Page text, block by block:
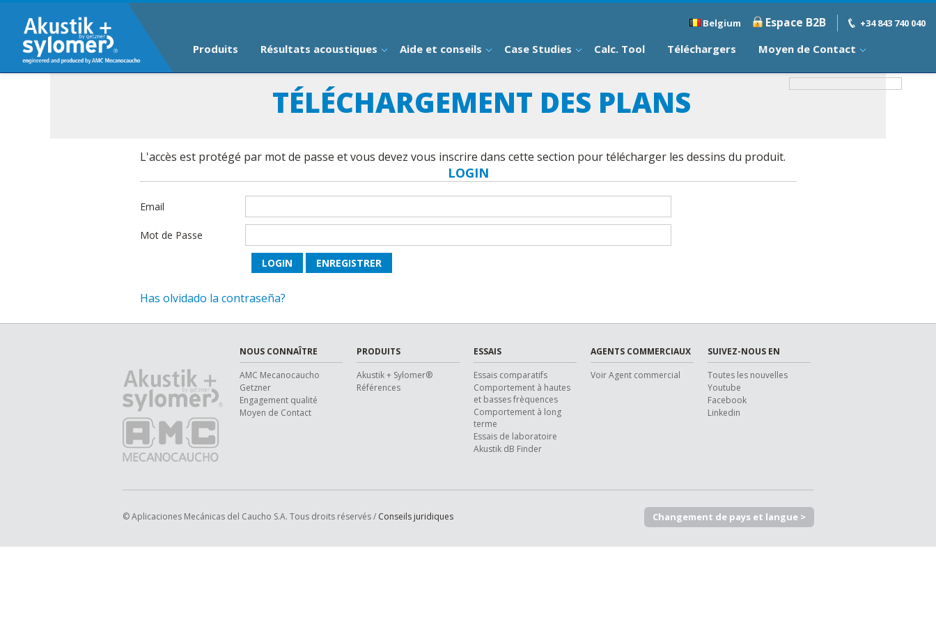
Belgium Espace B2B +34 843 740 040
Produits Résultats acoustiques Aide et conseils Case Studies Calc. Tool Téléchargers Moyen de Contact
TÉLÉCHARGEMENT DES PLANS
L'accès est protégé par mot de passe et vous devez vous inscrire dans cette section pour télécharger les dessins du produit.
LOGIN
Email
Mot de Passe
Has olvidado la contraseña?
NOUS CONNAÎTRE
AMC Mecanocaucho
Getzner
Engagement qualité
Moyen de Contact
PRODUITS
Akustik + Sylomer®
Références
ESSAIS
Essais comparatifs
Comportement à hautes
et basses frèquences
Comportement à long
terme
Essais de laboratoire
Akustik dB Finder
AGENTS COMMERCIAUX
Voir Agent commercial
SUIVEZ-NOUS EN
Toutes les nouvelles
Youtube
Facebook
Linkedin
© Aplicaciones Mecánicas del Caucho S.A. Tous droits réservés / Conseils juridiques Changement de pays et langue >